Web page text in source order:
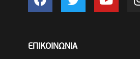
ΕΠΙΚΟΙΝΩΝΙΑ